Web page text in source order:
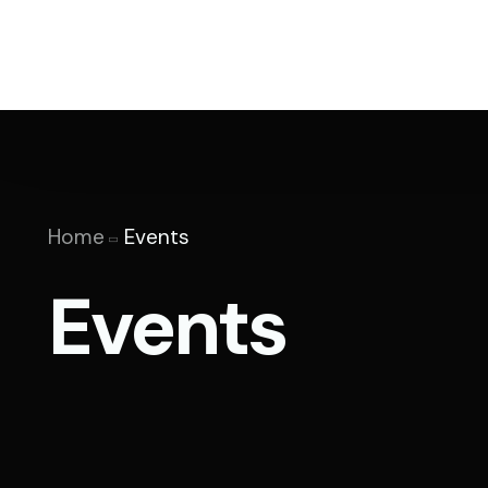
Home Events
Events